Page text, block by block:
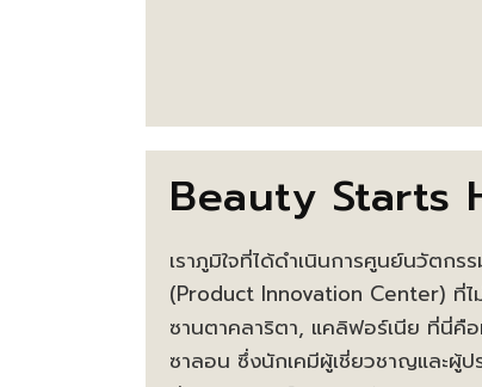
Beauty Starts
เราภูมิใจที่ได้ดำเนินการศูนย์นวัตก
(Product Innovation Center) ที่ไม่
ซานตาคลาริตา, แคลิฟอร์เนีย ที่นี่คื
ซาลอน ซึ่งนักเคมีผู้เชี่ยวชาญและผู้